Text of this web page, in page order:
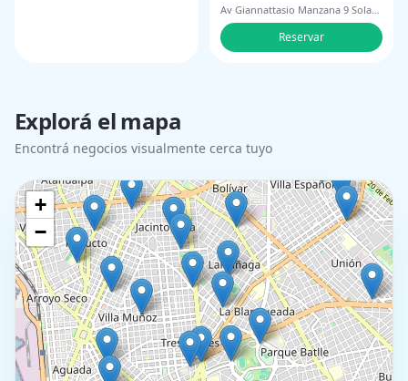
Av Giannattasio Manzana 9 Solar
10
Reservar
Explorá el mapa
Encontrá negocios visualmente cerca tuyo
+
−